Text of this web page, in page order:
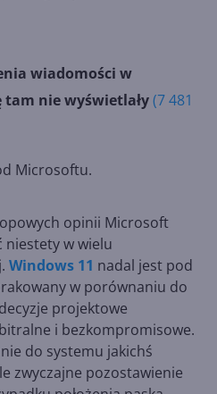
wiadomości w
tam nie wyświetlały(7 481
Microsoftu.
opinii Microsoft
niestety w wielu
Windows 11 nadal jest pod
w porównaniu do
projektowe
i bezkompromisowe.
do systemu jakichś
zwyczajne pozostawienie